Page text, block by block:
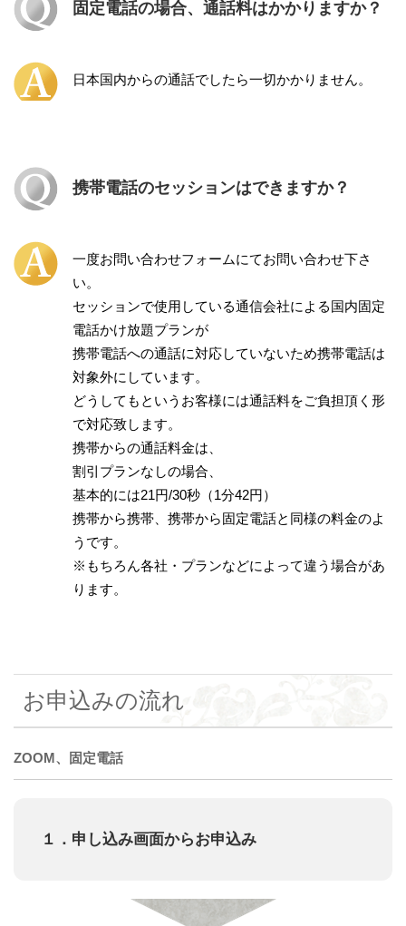
固定電話の場合、通話料はかかりますか？
日本国内からの通話でしたら一切かかりません。
携帯電話のセッションはできますか？
一度お問い合わせフォームにてお問い合わせ下さ
い。
セッションで使用している通信会社による国内固定
電話かけ放題プランが
携帯電話への通話に対応していないため携帯電話は
対象外にしています。
どうしてもというお客様には通話料をご負担頂く形
で対応致します。
携帯からの通話料金は、
割引プランなしの場合、
基本的には21円/30秒（1分42円）
携帯から携帯、携帯から固定電話と同様の料金のよ
うです。
※もちろん各社・プランなどによって違う場合があ
ります。
お申込みの流れ
ZOOM、固定電話
１．申し込み画面からお申込み